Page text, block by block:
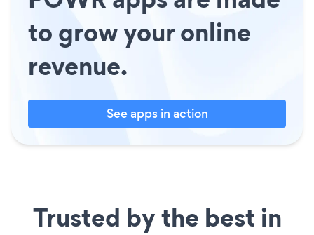
to grow your online
revenue.
See apps in action
Trusted by the best in